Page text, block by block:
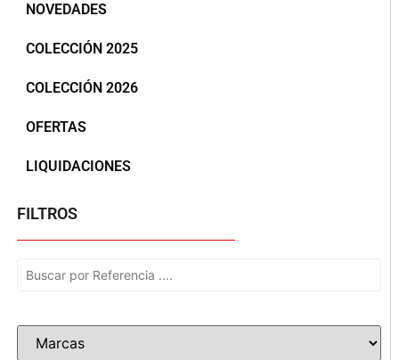
NOVEDADES
COLECCIÓN 2025
COLECCIÓN 2026
OFERTAS
LIQUIDACIONES
FILTROS